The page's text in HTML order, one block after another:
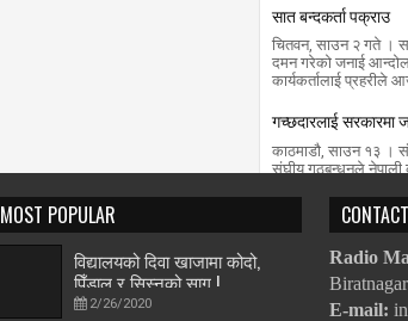
सात बन्दकर्ता पक्राउ
चितवन, साउन २ गते ।
दमन गरेको जनाई
कार्यकर्तालाई प्रहरीले
गच्छदारलाई सरकारमा
काठमाडौ, साउन १३ ।
संघीय गठबन्धनले नेपाली
MOST POPULAR
विद्यालयको दिवा खाजामा कोदो,
पिँडालु र सिस्नुको साग !
2/26/2020
Radio
E-mail: